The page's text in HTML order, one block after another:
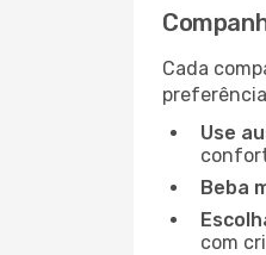
Cada
Use
Beba
com